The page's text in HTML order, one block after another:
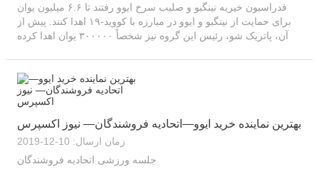
فدراسیون خیریه نینگبو و صلیب سرخ ایوو رفتند تا ۶.۶ میلیون یوان
برای حمایت از نینگبو و ایوو در مبارزه با کووید-۱۹ اهدا کنند. پیش از
آن، پاتریک شو، رئیس این گروه نیز شخصاً ۳۰۰۰۰۰ یوان اهدا کرده
بهترین نماینده خرید ایوو—اتحادیه فروشندگان— نیوز اکسپرس
زمان ارسال: 10-12-2019
جلسه ورزشی اتحادیه فروشندگان